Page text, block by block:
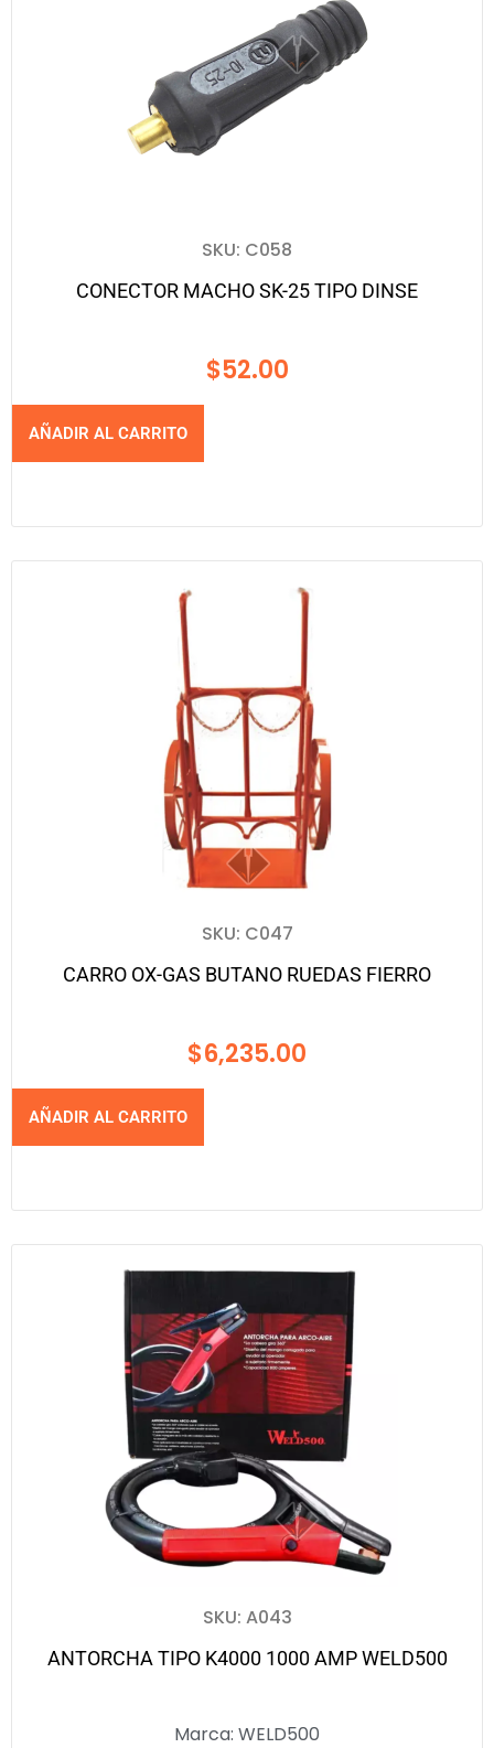
SKU: C058
CONECTOR MACHO SK-25 TIPO DINSE
$52.00
AÑADIR AL CARRITO
SKU: C047
CARRO OX-GAS BUTANO RUEDAS FIERRO
$6,235.00
AÑADIR AL CARRITO
SKU: A043
ANTORCHA TIPO K4000 1000 AMP WELD500
Marca: WELD500